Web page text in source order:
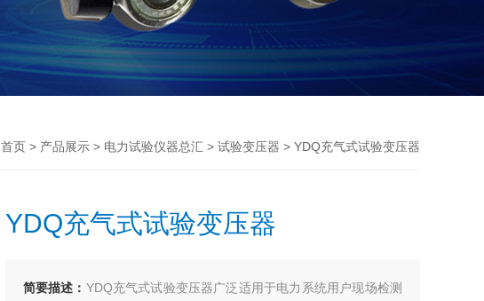
首页 > 产品展示 > 电力试验仪器总汇 > 试验变压器 > YDQ充气式试验变压器
YDQ充气式试验变压器
简要描述： YDQ充气式试验变压器广泛适用于电力系统用户现场检测